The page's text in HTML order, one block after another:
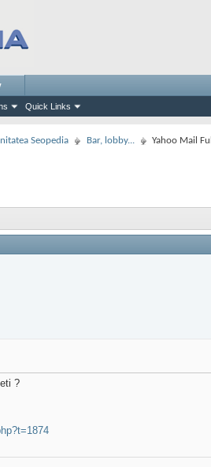
Quick Links
Seopedia Bar, lobby... Yahoo Mail Full
?